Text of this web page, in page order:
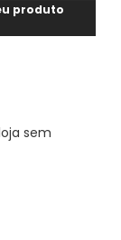
produto
sem